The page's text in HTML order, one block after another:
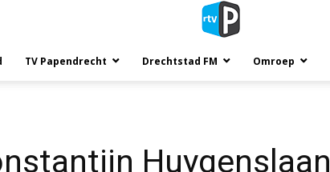
TV Papendrecht Drechtstad FM Omroep
Huygenslaan